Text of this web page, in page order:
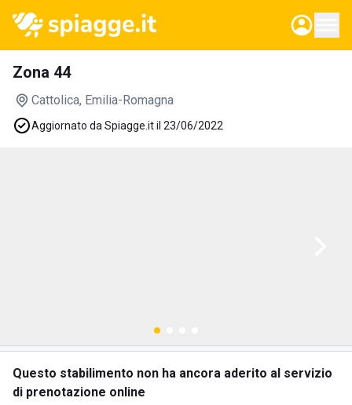
Zona 44
Cattolica, Emilia-Romagna
Aggiornato da Spiagge.it il 23/06/2022
Questo stabilimento non ha ancora aderito al servizio
di prenotazione online